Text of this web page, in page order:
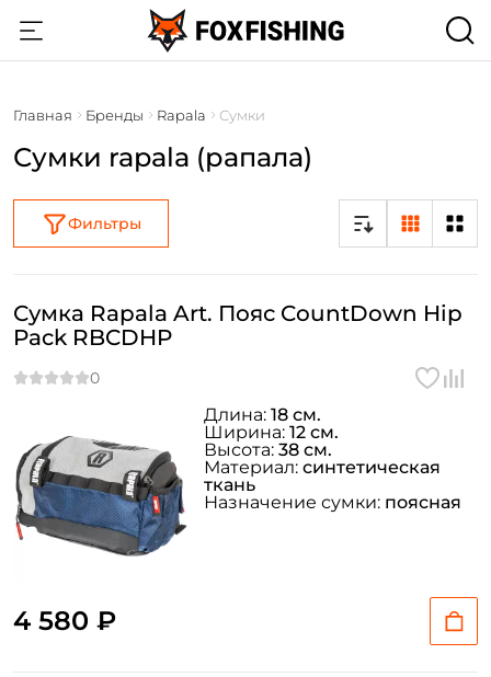
Главная Бренды Rapala Сумки
Сумки rapala (рапала)
Фильтры
Сумка Rapala Art. Пояс CountDown Hip
Pack RBCDHP
4 580 ₽
Длина: 18 см.
Ширина: 12 см.
Высота: 38 см.
Материал: синтетическая
ткань
Назначение сумки: поясная